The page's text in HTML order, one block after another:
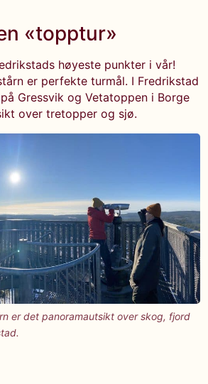
«topptur»
høyeste punkter i vår!
er perfekte turmål. I Fredrikstad
Gressvik og Vetatoppen i Borge
over tretopper og sjø.
er det panoramautsikt over skog, fjord